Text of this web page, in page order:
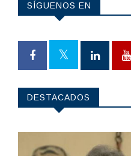
SÍGUENOS EN
DESTACADOS